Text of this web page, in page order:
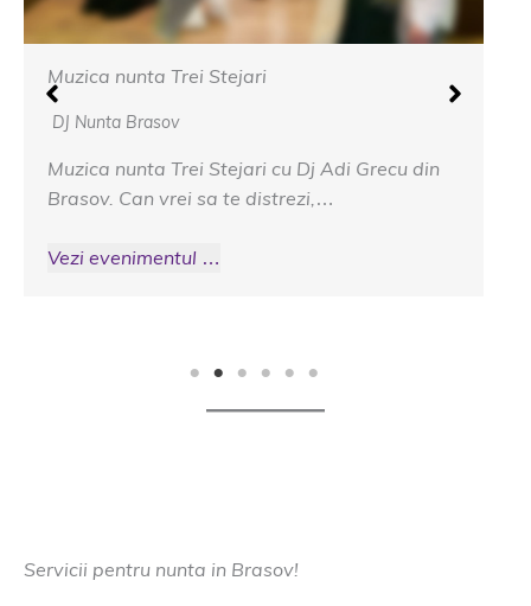
Grecu din
Muzica nunta Cetatea Carului
Muzica nunta Cetatea Carului – Fie
de muzica veche sau nou, cand
Vezi evenimentul …
Servicii pentru nunta in Brasov!